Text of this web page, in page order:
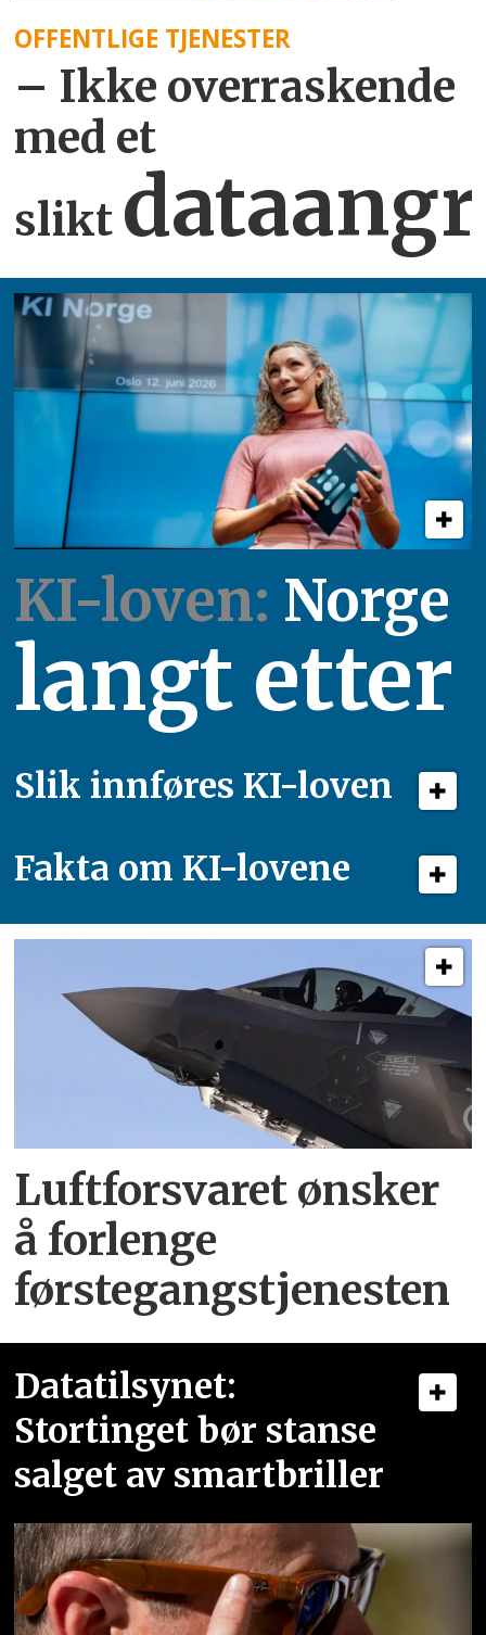
OFFENTLIGE TJENESTER
– Ikke overraskende
med et
slikt
KI-loven: Norge
langt etter
Slik innføres KI-loven
Fakta om KI-lovene
Luftforsvaret ønsker
å forlenge
førstegangstjenesten
Datatilsynet:
Stortinget bør stanse
salget av smartbriller